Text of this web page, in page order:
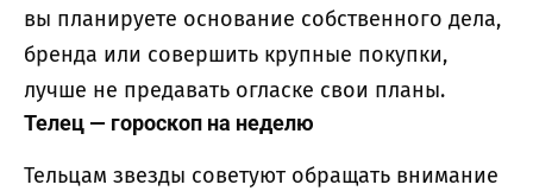
вы планируете основание собственного дела,
бренда или совершить крупные покупки,
лучше не предавать огласке свои планы.
Телец — гороскоп на неделю
Тельцам звезды советуют обращать внимание